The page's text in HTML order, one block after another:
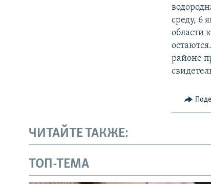
среду, 6
области
районе
ЧИТАЙТЕ ТАКЖЕ:
ТОП-ТЕМА